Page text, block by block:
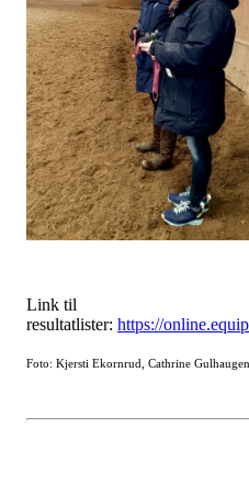
Link til
resultatlister: https://
Foto: Kjersti Ekornrud, Cathrine